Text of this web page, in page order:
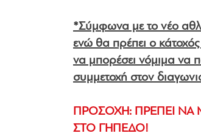
*Σύμφωνα με το νέο
ενώ θα πρέπει ο
να μπορέσει νόμιμα να
συμμετοχή στον
ΠΡΟΣΟΧΗ: ΠΡΕΠΕΙ ΝΑ
ΣΤΟ ΓΗΠΕΔΟ!